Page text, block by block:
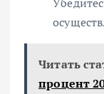
Читать
процент